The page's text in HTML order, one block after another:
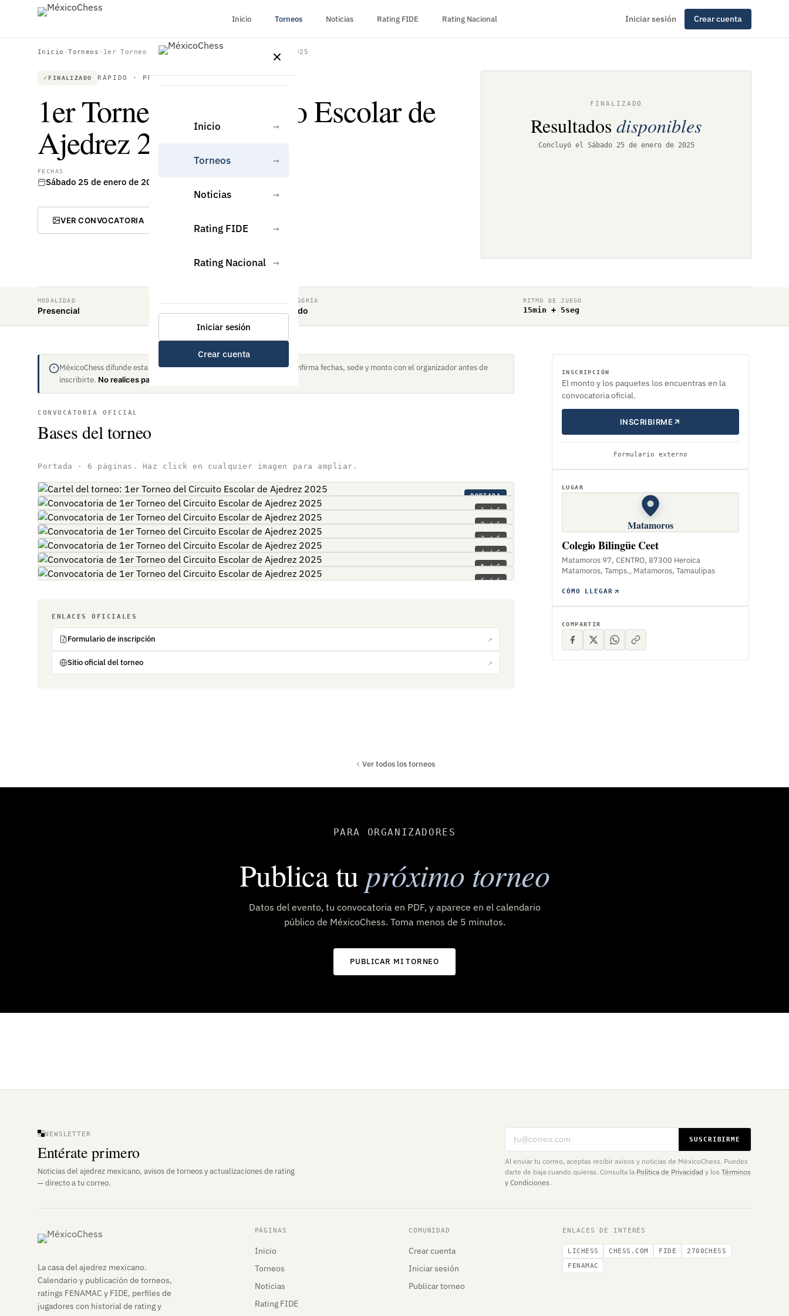
Inicio Torneos Noticias Rating FIDE Rating Nacional Iniciar sesión Crear cuenta
Inicio →
Torneos →
Noticias →
Rating FIDE →
Rating Nacional →
Iniciar sesión
Crear cuenta
Inicio ›Torneos › 1er Torneo del Circuito Escolar de Ajedrez 2025
FINALIZADO RÁPIDO · PRESENCIAL
1er Torneo del Circuito Escolar de
Ajedrez 2025
FECHAS
Sábado 25 de enero de 2025
VER CONVOCATORIA
FINALIZADO
Resultadosdisponibles
Concluyó el Sábado 25 de enero de 2025
MODALIDAD
Presencial
CATEGORÍA
Rápido
RITMO DE JUEGO
15min + 5seg
MéxicoChess difunde esta convocatoria pero no organiza el torneo. Confirma fechas, sede y monto con el organizador antes de
inscribirte. No realices pagos sin antes validar.
CONVOCATORIA OFICIAL
Bases del torneo
Portada · 6 páginas. Haz click en cualquier imagen para ampliar.
PORTADA
1 / 6
2 / 6
3 / 6
4 / 6
5 / 6
6 / 6
ENLACES OFICIALES
Formulario de inscripción ↗
Sitio oficial del torneo ↗
INSCRIPCIÓN
El monto y los paquetes los encuentras en la
convocatoria oficial.
INSCRIBIRME
Formulario externo
LUGAR
Matamoros
Colegio Bilingüe Ceet
Matamoros 97, CENTRO, 87300 Heroica
Matamoros, Tamps., Matamoros, Tamaulipas
CÓMO LLEGAR
COMPARTIR
Ver todos los torneos
PARA ORGANIZADORES
Publica tu próximo torneo
Datos del evento, tu convocatoria en PDF, y aparece en el calendario
público de MéxicoChess. Toma menos de 5 minutos.
PUBLICAR MI TORNEO
NEWSLETTER
Entérate primero
Noticias del ajedrez mexicano, avisos de torneos y actualizaciones de rating
— directo a tu correo.
Correo electrónico
SUSCRIBIRME
Al enviar tu correo, aceptas recibir avisos y noticias de MéxicoChess. Puedes
darte de baja cuando quieras. Consulta la Política de Privacidad y los Términos
y Condiciones.
La casa del ajedrez mexicano.
Calendario y publicación de torneos,
ratings FENAMAC y FIDE, perfiles de
jugadores con historial de rating y
PÁGINAS
Inicio
Torneos
Noticias
Rating FIDE
COMUNIDAD
Crear cuenta
Iniciar sesión
Publicar torneo
ENLACES DE INTERÉS
LICHESS CHESS.COM FIDE
2700CHESS
FENAMAC